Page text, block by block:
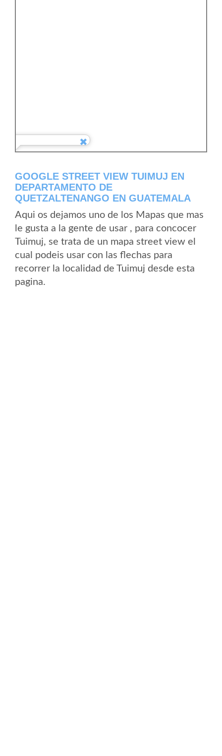
GOOGLE STREET VIEW TUIMUJ EN
DEPARTAMENTO DE
QUETZALTENANGO EN GUATEMALA
Aqui os dejamos uno de los Mapas que mas
le gusta a la gente de usar , para concocer
Tuimuj, se trata de un mapa street view el
cual podeis usar con las flechas para
recorrer la localidad de Tuimuj desde esta
pagina.